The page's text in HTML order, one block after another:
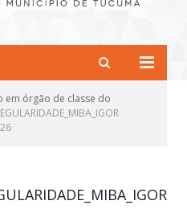
em órgão de classe do